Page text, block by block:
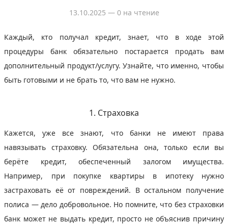
13.10.2025 — 0 на чтение
Каждый, кто получал кредит, знает, что в ходе этой
процедуры банк обязательно постарается продать вам
дополнительный продукт/услугу. Узнайте, что именно, чтобы
быть готовыми и не брать то, что вам не нужно.
1. Страховка
Кажется, уже все знают, что банки не имеют права
навязывать страховку. Обязательна она, только если вы
берёте кредит, обеспеченный залогом имущества.
Например, при покупке квартиры в ипотеку нужно
застраховать её от повреждений. В остальном получение
полиса — дело добровольное. Но помните, что без страховки
банк может не выдать кредит, просто не объяснив причину